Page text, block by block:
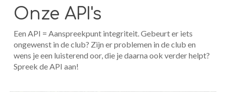
Onze API's
Een API = Aanspreekpunt integriteit. Gebeurt er iets
ongewenst in de club? Zijn er problemen in de club en
wens je een luisterend oor, die je daarna ook verder helpt?
Spreek de API aan!